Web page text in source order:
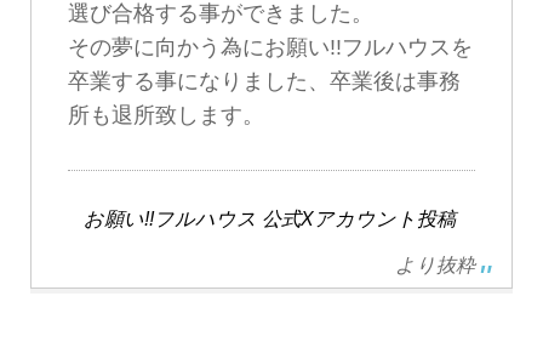
選び合格する事ができました。
その夢に向かう為にお願い!!フルハウスを
卒業する事になりました、卒業後は事務
所も退所致します。
お願い!!フルハウス 公式Xアカウント投稿
より抜粋